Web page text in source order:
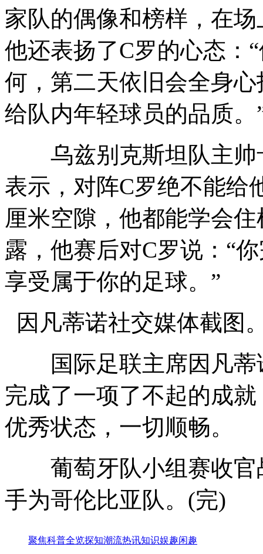
家队的偶像和榜样，在
他还表扬了C罗的心态：
何，第二天依旧会全身
给队内年轻球员的品质。
乌兹别克斯坦队主帅
表示，对阵C罗绝不能给
厘米空隙，他都能学会
露，他赛后对C罗说：“
享受属于你的足球。”
因凡蒂诺社交媒体截图
国际足联主席因凡蒂
完成了一项了不起的成
优秀状态，一切顺畅。
葡萄牙队小组赛收官
手为哥伦比亚队。(完)
聚焦科普全览探知潮流热讯知识娱趣闲趣